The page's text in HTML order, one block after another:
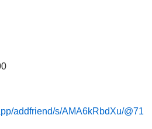
addfriend/s/AMA6kRbdXu/@71